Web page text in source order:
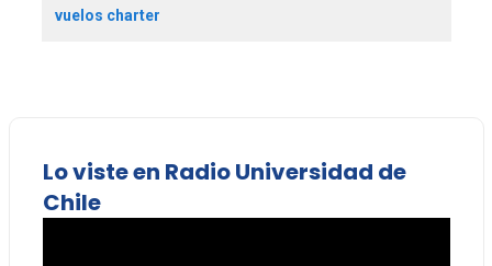
vuelos charter
Lo viste en Radio Universidad de
Chile